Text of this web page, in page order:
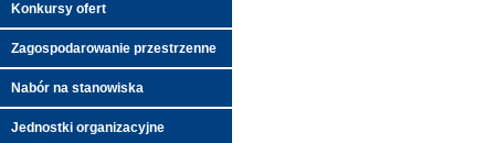
Konkursy ofert
Zagospodarowanie przestrzenne
Nabór na stanowiska
Jednostki organizacyjne